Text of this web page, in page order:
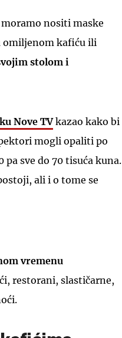
nositi maske
omiljenom kafiću ili
stolom i
Nove TVkazao kako bi
mogli opaliti po
sve do 70 tisuća kuna.
ali i o tome se
vremenu
restorani, slastičarne,
NOTIFIKACIJE